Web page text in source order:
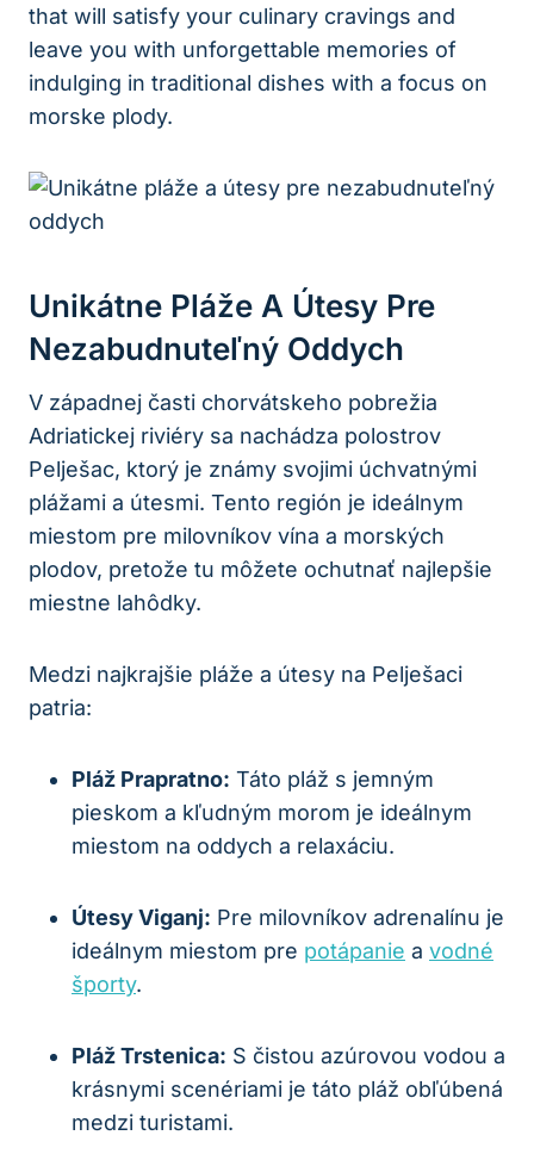
that will satisfy your culinary cravings and
leave you with‌ unforgettable memories of​
indulging in traditional dishes with a focus on
morske plody.
Unikátne Pláže ⁤a Útesy Pre​
Nezabudnuteľný Oddych
V ‌západnej časti ‍chorvátskeho pobrežia
Adriatickej riviéry sa nachádza polostrov
Pelješac, ktorý je známy svojimi úchvatnými
plážami a útesmi. Tento región je ideálnym
miestom ‍pre ‌milovníkov vína a ⁢morských
plodov, pretože tu môžete ochutnať najlepšie
miestne lahôdky.
Medzi najkrajšie pláže a útesy na⁣ Pelješaci
patria:
Pláž Prapratno: Táto pláž s ​jemným
pieskom a kľudným morom je ideálnym
miestom na oddych a⁣ relaxáciu.
Útesy Viganj: Pre milovníkov adrenalínu je
ideálnym miestom pre potápanie a vodné
športy.
Pláž Trstenica: S čistou azúrovou vodou⁤ a
krásnymi scenériami je táto pláž obľúbená
medzi ‌turistami.